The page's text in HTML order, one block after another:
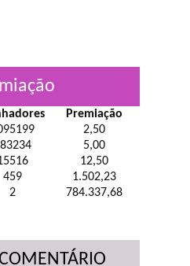
Premiação
2,50
5,00
12,50
459
1.502,23
2 784.337,68